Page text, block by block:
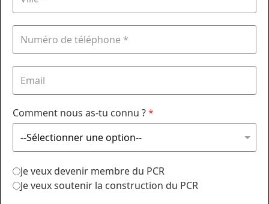
Comment nous as-tu connu ?*
Je veux devenir membre du PCR
Je veux soutenir la construction du PCR